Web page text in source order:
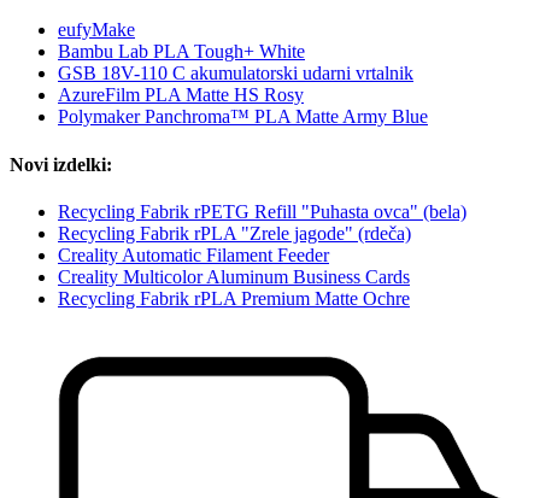
eufyMake
Bambu Lab PLA Tough+ White
GSB 18V-110 C akumulatorski udarni vrtalnik
AzureFilm PLA Matte HS Rosy
Polymaker Panchroma™ PLA Matte Army Blue
Novi izdelki:
Recycling Fabrik rPETG Refill "Puhasta ovca" (bela)
Recycling Fabrik rPLA "Zrele jagode" (rdeča)
Creality Automatic Filament Feeder
Creality Multicolor Aluminum Business Cards
Recycling Fabrik rPLA Premium Matte Ochre